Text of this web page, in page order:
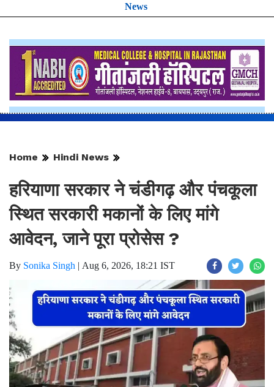
News
Home Hindi News
हरियाणा सरकार ने चंडीगढ़ और पंचकूला
स्थित सरकारी मकानों के लिए मांगे
आवेदन, जाने पूरा प्रोसेस ?
By Sonika Singh | Aug 6, 2026, 18:21 IST